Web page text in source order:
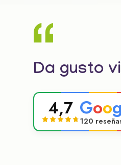
Da gusto
4,7 Goog
120